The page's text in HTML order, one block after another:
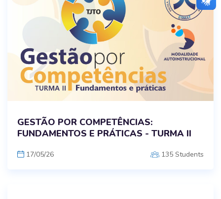
GESTÃO POR COMPETÊNCIAS:
FUNDAMENTOS E PRÁTICAS - TURMA II
17/05/26 135 Students